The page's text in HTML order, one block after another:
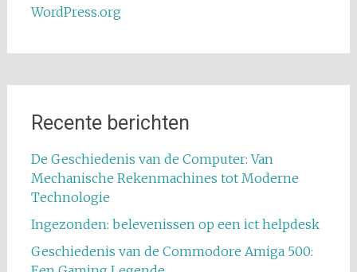
WordPress.org
Recente berichten
De Geschiedenis van de Computer: Van
Mechanische Rekenmachines tot Moderne
Technologie
Ingezonden: belevenissen op een ict helpdesk
Geschiedenis van de Commodore Amiga 500: